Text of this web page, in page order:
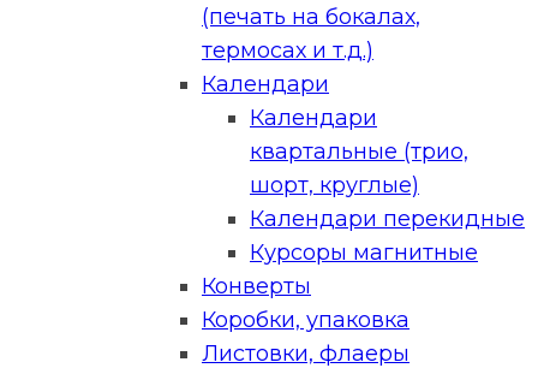
(печать на бокалах,
термосах и т.д.)
Календари
Календари
квартальные (трио,
шорт, круглые)
Календари перекидные
Курсоры магнитные
Конверты
Коробки, упаковка
Листовки, флаеры